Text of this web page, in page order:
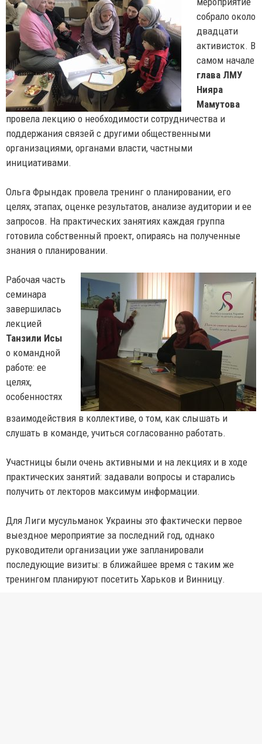
собрало около
двадцати
активисток. В
самом начале
глава ЛМУ
Нияра
Мамутова
провела лекцию о необходимости сотрудничества и
поддержания связей с другими общественными
организациями, органами власти, частными
инициативами.
Ольга Фрындак провела тренинг о планировании, его
целях, этапах, оценке результатов, анализе аудитории и ее
запросов. На практических занятиях каждая группа
готовила собственный проект, опираясь на полученные
знания о планировании.
Рабочая часть
семинара
завершилась
лекцией
Танзили Исы
о командной
работе: ее
целях,
особенностях
взаимодействия в коллективе, о том, как слышать и
слушать в команде, учиться согласованно работать.
Участницы были очень активными и на лекциях и в ходе
практических занятий: задавали вопросы и старались
получить от лекторов максимум информации.
Для Лиги мусульманок Украины это фактически первое
выездное мероприятие за последний год, однако
руководители организации уже запланировали
последующие визиты: в ближайшее время с таким же
тренингом планируют посетить Харьков и Винницу.